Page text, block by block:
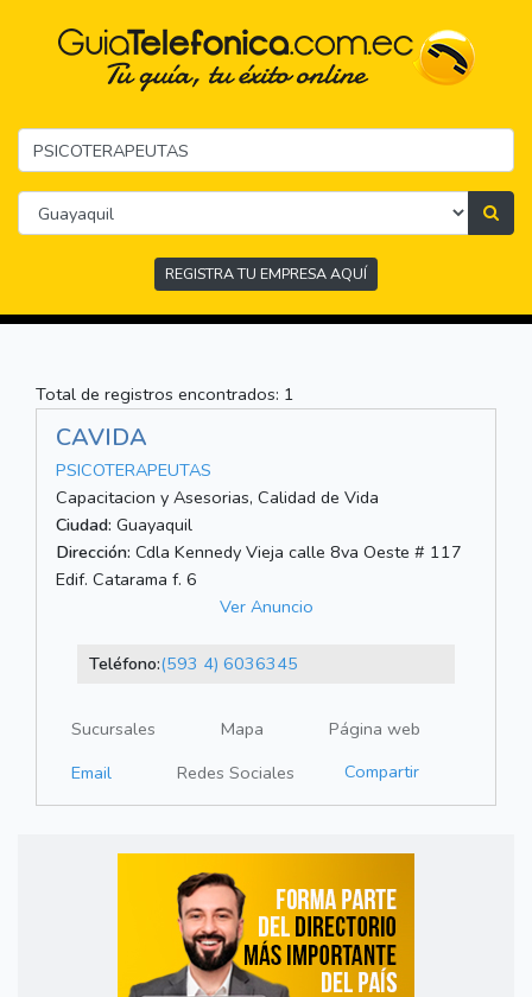
REGISTRA TU EMPRESA AQUÍ
Total de registros encontrados: 1
CAVIDA
PSICOTERAPEUTAS
Capacitacion y Asesorias, Calidad de Vida
Ciudad: Guayaquil
Dirección: Cdla Kennedy Vieja calle 8va Oeste # 117
Edif. Catarama f. 6
Ver Anuncio
Teléfono:(593 4) 6036345
Sucursales Mapa
Página web
Email
Redes Sociales Compartir